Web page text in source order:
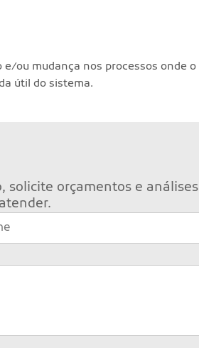
ou mudança nos processos onde o
útil do sistema.
solicite orçamentos e análises